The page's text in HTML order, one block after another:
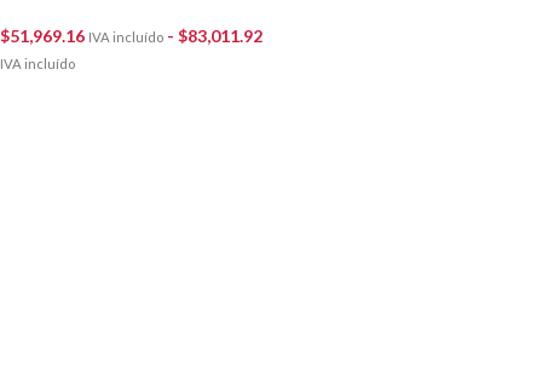
$51,969.16 IVA incluído - $83,011.92
IVA incluído